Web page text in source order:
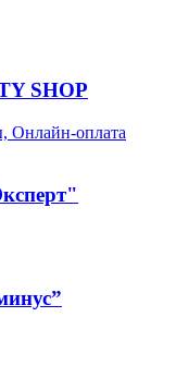
SHOP
Онлайн-оплата